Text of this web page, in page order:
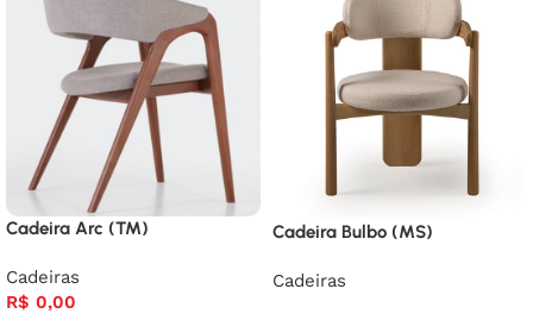
Cadeira Arc (TM)
Cadeiras
R$ 0,00
Cadeira Bulbo (MS)
Cadeiras